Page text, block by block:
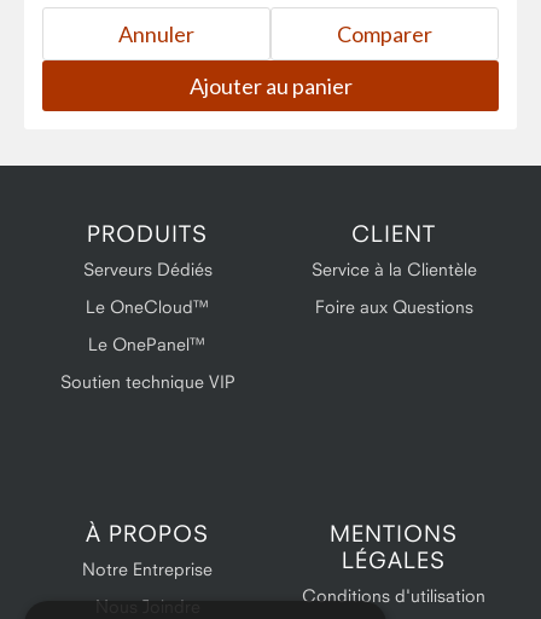
PRODUITS
Serveurs Dédiés
Le OneCloud™
Le OnePanel™
Soutien technique VIP
CLIENT
Service à la Clientèle
Foire aux Questions
À PROPOS
Notre Entreprise
Nous Joindre
MENTIONS
LÉGALES
Conditions d'utilisation